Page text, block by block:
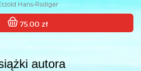
Hans-Rüdiger
75.00 zł
autora